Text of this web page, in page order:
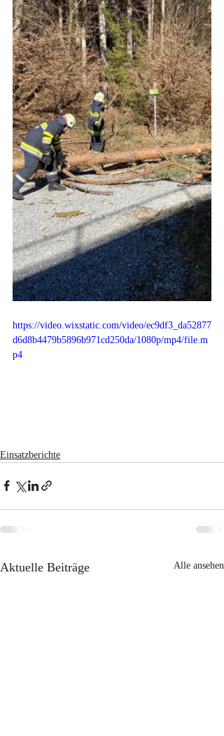
https://video.wixstatic.com/video/ec9df3_da52877
d6d8b4479b5896b971cd250da/1080p/mp4/file.m
p4
Einsatzberichte
Aktuelle Beiträge Alle ansehen